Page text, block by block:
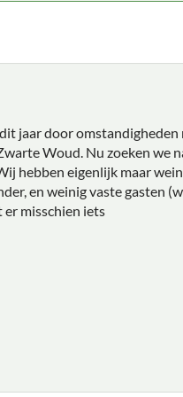
jaar door
Woud. Nu zoeken we
hebben eigenlijk maar
en weinig vaste gasten
er misschien iets